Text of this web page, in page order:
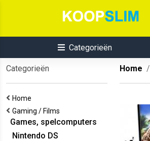
Categorieën
Categorieën
Home
Gaming / Films
Games, spelcomputers
Nintendo DS
Home